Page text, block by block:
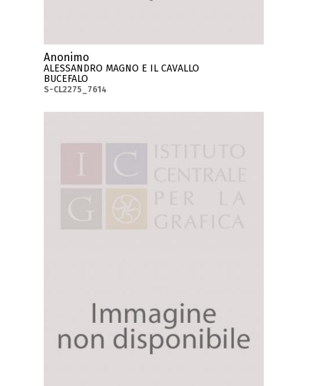
Anonimo
ALESSANDRO MAGNO E IL CAVALLO
BUCEFALO
S-CL2275_7614